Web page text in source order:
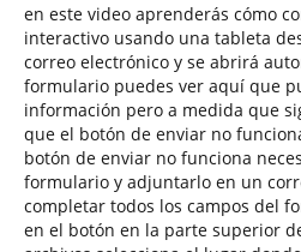
en este video aprenderás cómo
interactivo usando una tableta
correo electrónico y se abrirá
formulario puedes ver aquí que
información pero a medida que
que el botón de enviar no
botón de enviar no funciona
formulario y adjuntarlo en un
completar todos los campos del
en el botón en la parte superior